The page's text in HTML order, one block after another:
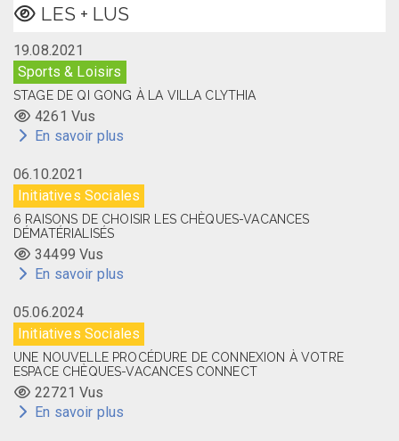
LES + LUS
19.08.2021
Sports & Loisirs
STAGE DE QI GONG À LA VILLA CLYTHIA
4261 Vus
En savoir plus
06.10.2021
Initiatives Sociales
6 RAISONS DE CHOISIR LES CHÈQUES-VACANCES
DÉMATÉRIALISÉS
34499 Vus
En savoir plus
05.06.2024
Initiatives Sociales
UNE NOUVELLE PROCÉDURE DE CONNEXION À VOTRE
ESPACE CHÈQUES-VACANCES CONNECT
22721 Vus
En savoir plus